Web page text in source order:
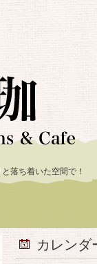
落ち着いた空間で！
カレンダ